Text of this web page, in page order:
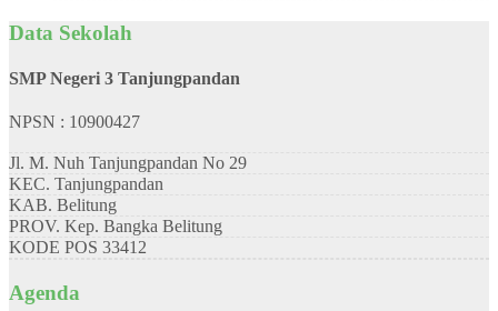
Data Sekolah
SMP Negeri 3 Tanjungpandan
NPSN : 10900427
Jl. M. Nuh Tanjungpandan No 29
KEC. Tanjungpandan
KAB. Belitung
PROV. Kep. Bangka Belitung
KODE POS 33412
Agenda